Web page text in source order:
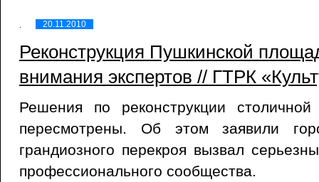
20.11.2010
Реконструкция Пушкинской
внимания экспертов // ГТРК
Решения по реконструкции
пересмотрены. Об этом заявили
грандиозного перекроя вызвал
профессионального сообщества.